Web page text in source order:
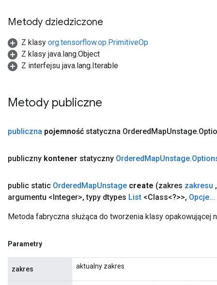
Metody dziedziczone
Z klasy org.tensorflow.op.PrimitiveOp
Z klasy java.lang.Object
Z interfejsu java.lang.Iterable
Metody publiczne
publiczna pojemność statyczna OrderedMapUnstage.
publiczny kontener statyczny OrderedMapUnstage.
public static OrderedMapUnstage create (zakres zakresu ,
argumentu <Integer>, typy dtypes List <Class<?>>, Opcje...
Metoda fabryczna służąca do tworzenia klasy opakowującej
Parametry
zakres aktualny zakres